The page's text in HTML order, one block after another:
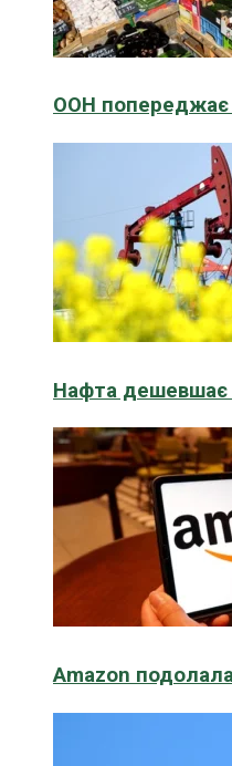
ООН попереджає
Нафта дешевшає
Amazon подолала